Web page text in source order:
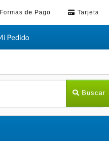
Formas de Pago Tarjeta
Pedido
Buscar